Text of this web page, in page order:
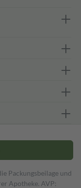
Packungsbeilage und
Apotheke. AVP: